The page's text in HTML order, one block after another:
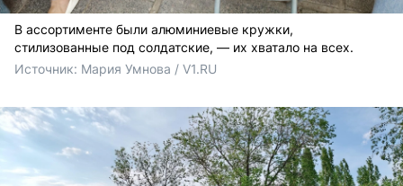
В ассортименте были алюминиевые кружки,
стилизованные под солдатские, — их хватало на всех.
Источник: Мария Умнова / V1.RU